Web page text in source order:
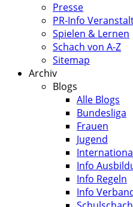
Presse
PR-Info
Spielen & Lernen
Schach von A-Z
Sitemap
Archiv
Blogs
Alle Blogs
Bundesliga
Frauen
Jugend
Info
Info Regeln
Info